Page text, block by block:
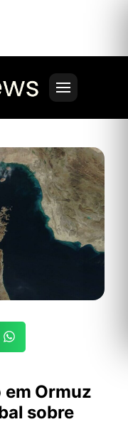
Ormuz
sobre